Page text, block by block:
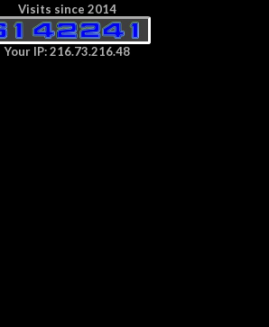
Visits since 2014
Your IP: 216.73.216.48